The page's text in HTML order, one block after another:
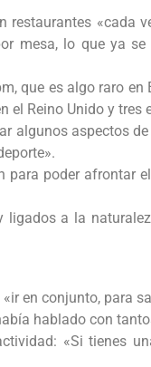
«cada
mesa, lo que ya
que es algo raro
el Reino Unido y tres
algunos aspectos
poder afrontar
a la
en conjunto, para
hablado con
«Si tienes